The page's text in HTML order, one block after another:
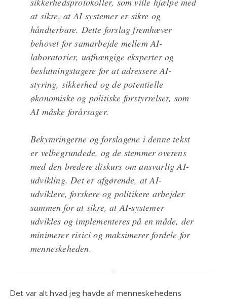
at sikre, at AI-systemer er sikre og
håndterbare. Dette forslag fremhæver
behovet for samarbejde mellem AI-
laboratorier, uafhængige eksperter og
beslutningstagere for at adressere AI-
styring, sikkerhed og de potentielle
økonomiske og politiske forstyrrelser, som
AI måske forårsager.
Bekymringerne og forslagene i denne tekst
er velbegrundede, og de stemmer overens
med den bredere diskurs om ansvarlig AI-
udvikling. Det er afgørende, at AI-
udviklere, forskere og politikere arbejder
sammen for at sikre, at AI-systemer
udvikles og implementeres på en måde, der
minimerer risici og maksimerer fordele for
menneskeheden.
Det var alt hvad jeg havde af menneskehedens